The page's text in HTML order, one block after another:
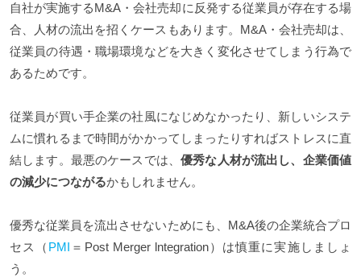
自社が実施するM&A・会社売却に反発する従業員が存在する場
合、人材の流出を招くケースもあります。M&A・会社売却は、
従業員の待遇・職場環境などを大きく変化させてしまう行為で
あるためです。
従業員が買い手企業の社風になじめなかったり、新しいシステ
ムに慣れるまで時間がかかってしまったりすればストレスに直
結します。最悪のケースでは、優秀な人材が流出し、企業価値
の減少につながるかもしれません。
優秀な従業員を流出させないためにも、M&A後の企業統合プロ
セス（ PMI ＝Post Merger lntegration）は慎重に実施しましょ
う。